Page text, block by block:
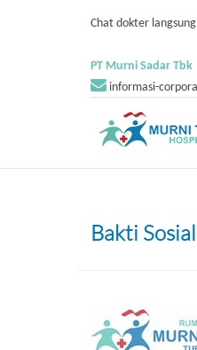
Chat dokter
PT Murni Sadar Tbk
informasi-
Bakti